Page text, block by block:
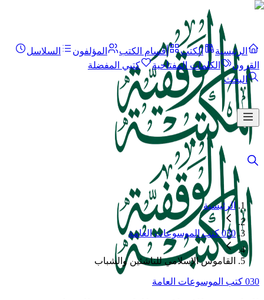
الرئيسية الكتب أقسام الكتب المؤلفون
السلاسل
القرون
الكلمات المفتاحية
كتبي المفضلة
البحث
الرئيسية
030 كتب الموسوعات العامة
القاموس الإسلامي للناشئين والشباب
030 كتب الموسوعات العامة